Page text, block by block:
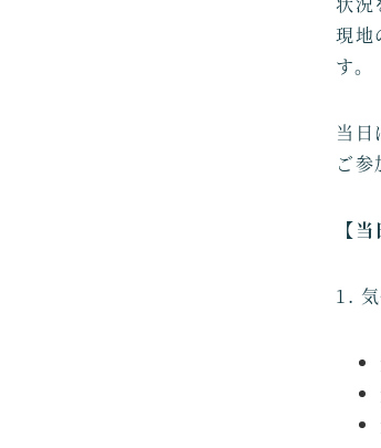
現地
す。
当日
ご
【
1.